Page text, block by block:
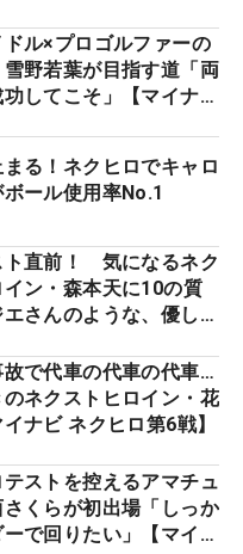
ル×プロゴルファーの
野若葉が目指す道「両
してこそ」【マイナビ
る！ネクヒロでキャロ
ール使用率No.1
ト直前！ 気になるネク
イン・森本天に10の質
さんのような、優しく
です」
で代車の代車の代車…
ネクストヒロイン・花
ナビ ネクヒロ第6戦】
ストを控えるアマチュ
くらが初出場「しっか
ーで回りたい」【マイナ